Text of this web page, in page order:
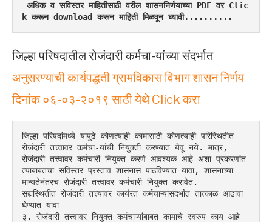
अधिक व सविस्तर माहितीसाठी वरील शासननिर्णयाच्या PDF वर Clic
k करून download करून माहिती मिळवून घ्यावी..........
जिल्हा परिषदातील रोजंदारी कर्मचा-यांच्या संदर्भात
अनुसरण्याची कार्यपद्धती ग्रामविकास विभाग शासन निर्णय
दिनांक ०६-०३-२०१९ साठी येथे Click करा
जिल्हा परिषदांमध्ये यापुढे कोणत्याही कामासाठी कोणत्याही परिस्थितीत
रोजंदारी तत्त्वावर कर्मचा-यांची नियुक्ती करण्यात येवू नये. मात्र,
रोजंदारी तत्त्वावर कर्मचारी नियुक्त करणे आवश्यक आहे अशा प्रकरणांत
त्याबाबतचा सविस्तर प्रस्ताव शासनास पाठविण्यात यावा, शासनाच्या
मान्यतेनंतरच रोजंदारी तत्त्वावर कर्मचारी नियुक्त करावेत.
सद्यस्थितीत रोजंदारी तत्त्यावर कार्यरत कर्मचाऱ्यांसंदर्भात तात्काळ आढावा
घेण्यात यावा
३. रोजंदारी तत्त्वावर नियुक्त कर्मचाऱ्यांबाबत कामाचे स्वरुप काय आहे